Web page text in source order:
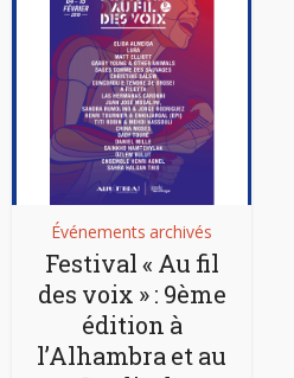
Événements archivés
Festival « Au fil
des voix » : 9ème
édition à
l’Alhambra et au